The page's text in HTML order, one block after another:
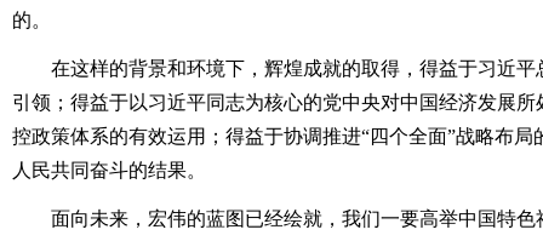
的。
在这样的背景和环境下，辉煌成就的取得，得益于习近平
引领；得益于以习近平同志为核心的党中央对中国经济发展
控政策体系的有效运用；得益于协调推进“四个全面”战略布
人民共同奋斗的结果。
面向未来，宏伟的蓝图已经绘就，我们一要高举中国特色